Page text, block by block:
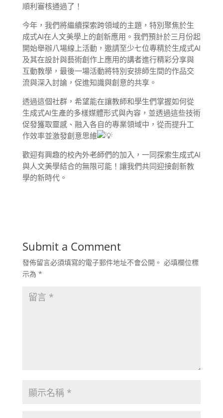
順利審核通過了！
今年，我們將繼續探索跨領域的主題，特別聚焦於生
成式AI在人文美學上的創新應用。我們預計於三月份起
開始舉辦八場線上活動，邀請至少七位專精於生成式AI
及其在設計與藝術創作上應用的講者進行精彩分享與
互動教學，最後一場活動將特別安排師生間的作品交
流與深入討論，促進知識與創意的共享。
透過這個社群，希望能在讓教師和學生們掌握如何從
生成式AI生產的多樣媒體形式與內容，並透過這些技術
促發獲取靈感、融入各自的專業領域中，從而提升工
作效率並激發創意思維
歡迎有興趣的校內外老師們的加入，一同探索生成式AI
與人文美學結合的無限可能！讓我們共同迎接創新教
學的新時代。
Submit a Comment
發佈留言必須填寫的電子郵件地址不會公開。 必填欄位標
示為 *